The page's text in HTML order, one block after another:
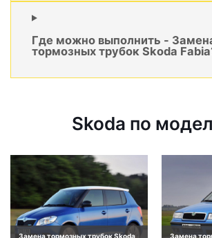
Где можно выполнить -
тормозных трубок Skoda
Skoda по
Замена тормозных трубок Skoda
Замена